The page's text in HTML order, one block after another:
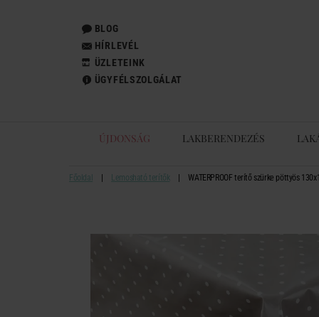
BLOG
HÍRLEVÉL
ÜZLETEINK
ÜGYFÉLSZOLGÁLAT
ÚJDONSÁG LAKBERENDEZÉS
Főoldal Lemosható terítők WATERPROOF terítő szürke pöttyös